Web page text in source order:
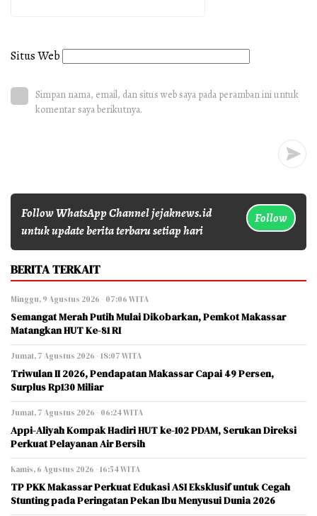
Situs Web
Simpan nama, email, dan situs web saya pada peramban ini untuk
komentar saya berikutnya.
Follow WhatsApp Channel jejaknews.id
untuk update berita terbaru setiap hari
Follow
BERITA TERKAIT
Minggu, 9 Agustus 2026 - 07:06 WITA
Semangat Merah Putih Mulai Dikobarkan, Pemkot Makassar
Matangkan HUT Ke-81 RI
Jumat, 7 Agustus 2026 - 18:07 WITA
Triwulan II 2026, Pendapatan Makassar Capai 49 Persen,
Surplus Rp130 Miliar
Jumat, 7 Agustus 2026 - 06:24 WITA
Appi-Aliyah Kompak Hadiri HUT ke-102 PDAM, Serukan Direksi
Perkuat Pelayanan Air Bersih
Kamis, 6 Agustus 2026 - 16:54 WITA
TP PKK Makassar Perkuat Edukasi ASI Eksklusif untuk Cegah
Stunting pada Peringatan Pekan Ibu Menyusui Dunia 2026